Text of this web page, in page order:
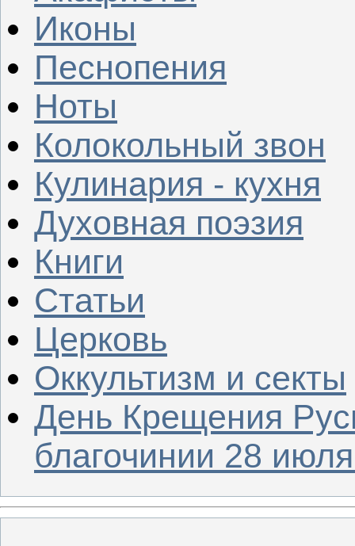
Иконы
Песнопения
Ноты
Колокольный звон
Кулинария - кухня
Духовная поэзия
Книги
Статьи
Церковь
Оккультизм и секты
День Крещения
благочинии 28